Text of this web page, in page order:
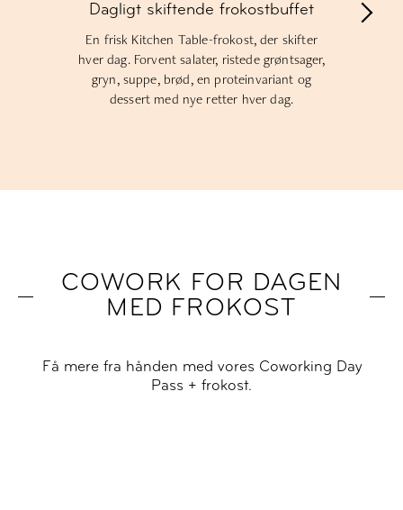
Dagligt skiftende frokostbuffet
En frisk Kitchen Table-frokost, der skifter
hver dag. Forvent salater, ristede grøntsager,
gryn, suppe, brød, en proteinvariant og
dessert med nye retter hver dag.
COWORK FOR DAGEN
MED FROKOST
Få mere fra hånden med vores Coworking Day
Pass + frokost.